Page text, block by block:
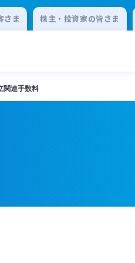
さま 株主・投資家の皆さま
関連手数料